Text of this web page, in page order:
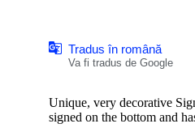
Tradus în română
Va fi tradus de Google
Unique, very decorative
signed on the bottom and